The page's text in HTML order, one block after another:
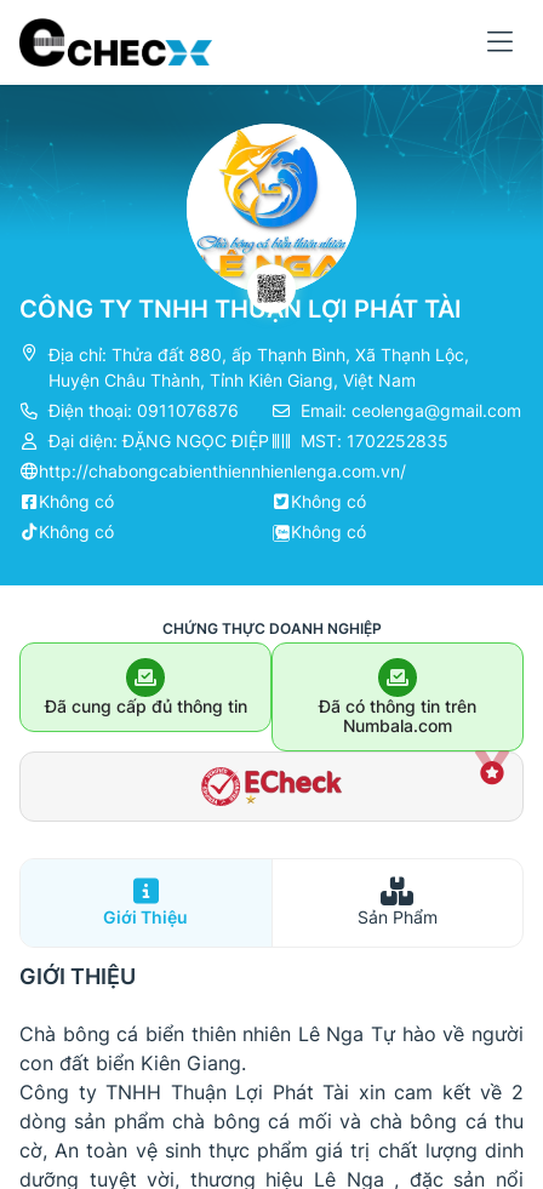
CÔNG TY TNHH THUẬN LỢI PHÁT TÀI
Địa chỉ: Thửa đất 880, ấp Thạnh Bình, Xã Thạnh Lộc,
Huyện Châu Thành, Tỉnh Kiên Giang, Việt Nam
Điện thoại: 0911076876
Email: ceolenga@gmail.com
Đại diện: ĐẶNG NGỌC ĐIỆP
MST: 1702252835
http://chabongcabienthiennhienlenga.com.vn/
Không có
Không có
Không có
Không có
CHỨNG THỰC DOANH NGHIỆP
Đã cung cấp đủ thông tin
Đã có thông tin trên
Numbala.com
Giới Thiệu Sản Phẩm
GIỚI THIỆU
Chà bông cá biển thiên nhiên Lê Nga Tự hào về người
con đất biển Kiên Giang.
Công ty TNHH Thuận Lợi Phát Tài xin cam kết về 2
dòng sản phẩm chà bông cá mối và chà bông cá thu
cờ, An toàn vệ sinh thực phẩm giá trị chất lượng dinh
dưỡng tuyệt vời, thương hiệu Lê Nga , đặc sản nổi